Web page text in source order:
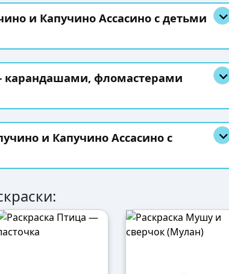
и Капучино Ассасино с детьми
карандашами, фломастерами
и Капучино Ассасино с